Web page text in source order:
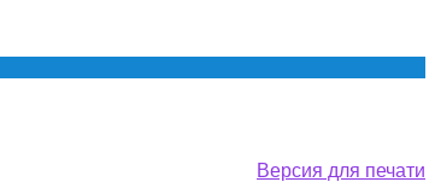
Версия для печати